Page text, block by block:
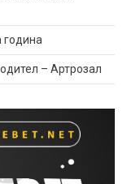
година
– Артрозал